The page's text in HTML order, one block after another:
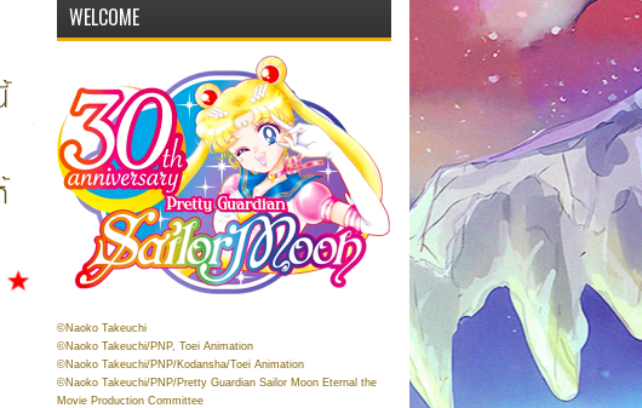
WELCOME
©Naoko Takeuchi
©Naoko Takeuchi/PNP, Toei Animation
©Naoko Takeuchi/PNP/Kodansha/Toei Animation
©Naoko Takeuchi/PNP/Pretty Guardian Sailor Moon Eternal the
Movie Production Committee